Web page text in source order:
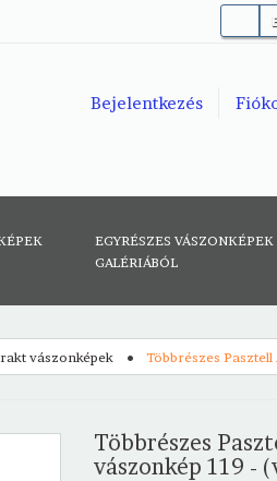
Bejelentkezés
EGYRÉSZES VÁSZONKÉPEK
GALÉRIÁBÓL
vászonképek Többrészes
Többrészes
vászonkép 119 -